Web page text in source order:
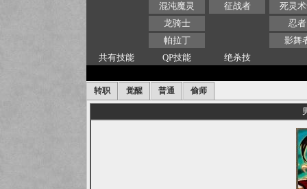
混沌魔灵
龙骑士
帕拉丁
征战者
死灵
忍者
影舞
共有技能
QP技能 绝杀技
转职 觉醒 普通 偷师